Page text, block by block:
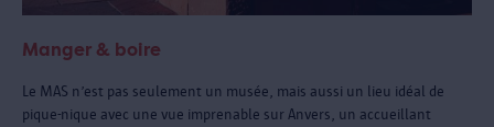
Manger & boire
Le MAS n’est pas seulement un musée, mais aussi un lieu idéal de
pique-nique avec une vue imprenable sur Anvers, un accueillant